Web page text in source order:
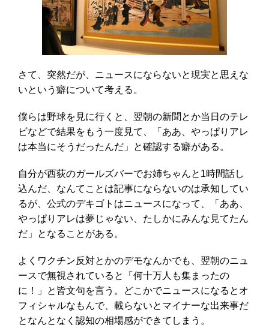
さて、突然だが、ニュースにならないと現実と思えな
いという癖について考える。
僕らは野球を見に行くと、翌朝の新聞とか当日のテレ
ビなどで結果をもう一度見て、「ああ、やっぱりアレ
は本当にそうだったんだ」と確認する癖がある。
自分が西荻のガールズバーでお姉ちゃんと1時間話し
込んだ、なんてことは記事にならないのは承知してい
るが、公式のデキゴトはニュースになって、「ああ、
やっぱりアレは夢じゃない、たしかにみんな見てたん
だ」となることがある。
よくワクチン反対とかのデモなんかでも、翌朝のニュ
ースで無視されていると「何十万人も集まったの
に！」と皆文句を言う。どこかでニュースになるとオ
フィシャルなもんで、載らないとマイナーな出来事だ
となんとなく認知の相場感ができてしまう。